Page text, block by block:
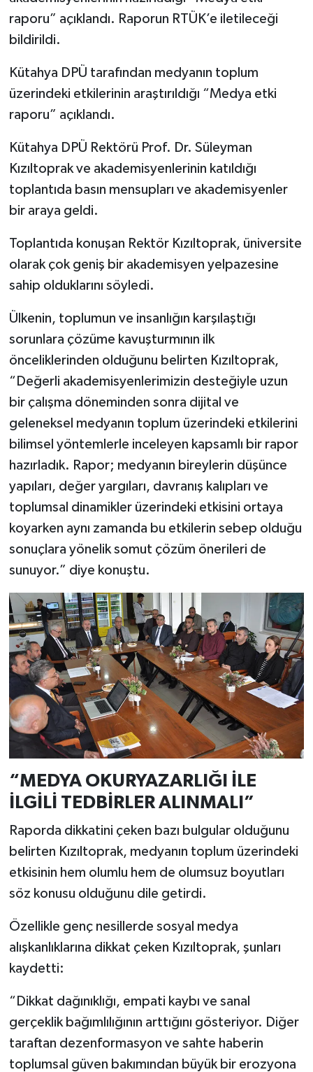
raporu” açıklandı. Raporun RTÜK’e iletileceği
bildirildi.
Kütahya DPÜ tarafından medyanın toplum
üzerindeki etkilerinin araştırıldığı “Medya etki
raporu” açıklandı.
Kütahya DPÜ Rektörü Prof. Dr. Süleyman
Kızıltoprak ve akademisyenlerinin katıldığı
toplantıda basın mensupları ve akademisyenler
bir araya geldi.
Toplantıda konuşan Rektör Kızıltoprak, üniversite
olarak çok geniş bir akademisyen yelpazesine
sahip olduklarını söyledi.
Ülkenin, toplumun ve insanlığın karşılaştığı
sorunlara çözüme kavuşturmının ilk
önceliklerinden olduğunu belirten Kızıltoprak,
“Değerli akademisyenlerimizin desteğiyle uzun
bir çalışma döneminden sonra dijital ve
geleneksel medyanın toplum üzerindeki etkilerini
bilimsel yöntemlerle inceleyen kapsamlı bir rapor
hazırladık. Rapor; medyanın bireylerin düşünce
yapıları, değer yargıları, davranış kalıpları ve
toplumsal dinamikler üzerindeki etkisini ortaya
koyarken aynı zamanda bu etkilerin sebep olduğu
sonuçlara yönelik somut çözüm önerileri de
sunuyor.” diye konuştu.
“MEDYA OKURYAZARLIĞI İLE
İLGİLİ TEDBİRLER ALINMALI”
Raporda dikkatini çeken bazı bulgular olduğunu
belirten Kızıltoprak, medyanın toplum üzerindeki
etkisinin hem olumlu hem de olumsuz boyutları
söz konusu olduğunu dile getirdi.
Özellikle genç nesillerde sosyal medya
alışkanlıklarına dikkat çeken Kızıltoprak, şunları
kaydetti:
“Dikkat dağınıklığı, empati kaybı ve sanal
gerçeklik bağımlılığının arttığını gösteriyor. Diğer
taraftan dezenformasyon ve sahte haberin
toplumsal güven bakımından büyük bir erozyona
İlçeler
Köşe Yazıları
Kütahya
Magazin
Otomobil
Pazarlar
Politika
Resmi İlan
Rüya Tabirleri
Sağlık
Şaphane
Simav
Siyaset
Spor
Tavşanlı
Teknoloji
Türkiye
Video Galeri
Yaşam
Yemek Tarifleri